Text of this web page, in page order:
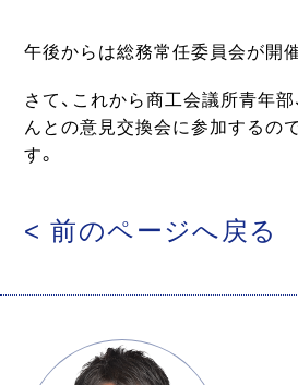
午後からは総務常任委員会が開
さて、これから商工会議所青年部
んとの意見交換会に参加するの
す。
< 前のページへ戻る